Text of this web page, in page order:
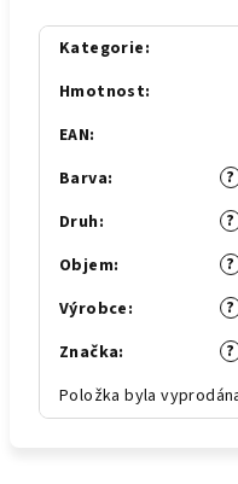
Kategorie:
Hmotnost:
EAN:
?
Barva:
?
Druh:
?
Objem:
?
Výrobce:
?
Značka:
Položka byla